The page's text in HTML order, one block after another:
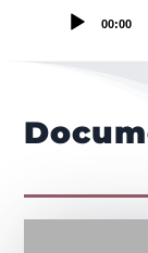
00:00